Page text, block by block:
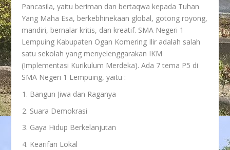
Pancasila, yaitu beriman dan bertaqwa kepada Tuhan
Yang Maha Esa, berkebhinekaan global, gotong royong,
mandiri, bernalar kritis, dan kreatif. SMA Negeri 1
Lempuing Kabupaten Ogan Komering Ilir adalah salah
satu sekolah yang menyelenggarakan IKM
(Implementasi Kurikulum Merdeka). Ada 7 tema P5 di
SMA Negeri 1 Lempuing, yaitu :
Bangun Jiwa dan Raganya
Suara Demokrasi
Gaya Hidup Berkelanjutan
Kearifan Lokal